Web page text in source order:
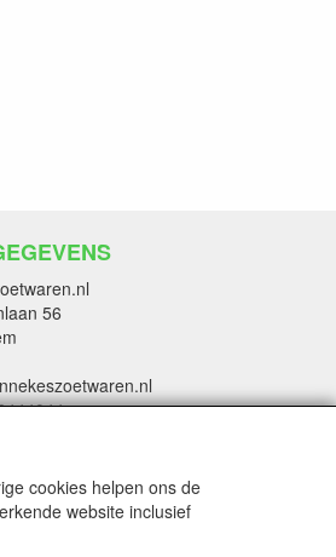
56
cookies helpen ons de
website inclusief